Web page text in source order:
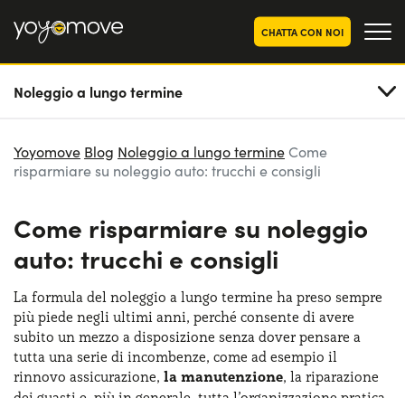
CHATTA CON NOI
OFFERTE NOLEGGIO
Aziende e P.IVA
OFFERTE NOLEGGIO
AUTO USATE
La nostra storia
Lavora con noi
COME FUNZIONA
PERCHÉ CONVIENE
SCEGLI UN PAESE
Noleggio a lungo termine
Yoyomove Blog Noleggio a lungo termineCome
risparmiare su noleggio auto: trucchi e consigli
Come risparmiare su noleggio
auto: trucchi e consigli
La formula del noleggio a lungo termine ha preso sempre
più piede negli ultimi anni, ​​perché consente di avere
subito un mezzo a disposizione senza dover pensare a
tutta una serie di incombenze, come ad esempio il
rinnovo assicurazione​, la manutenzion​e, la riparazione